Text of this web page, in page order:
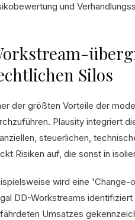
und
Silos
der größten Vorteile der
Plausity integriert
steuerlichen,
Risiken auf, die sonst in
wird eine 'Change-
DD-Workstreams
Umsatzes